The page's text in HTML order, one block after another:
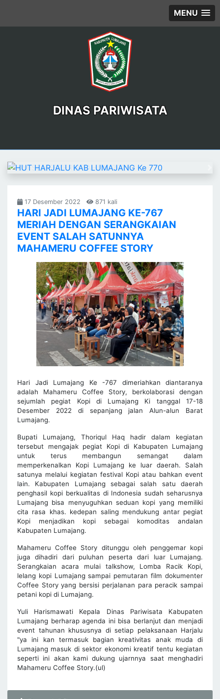
MENU
DINAS PARIWISATA
Previous
17 Desember 2022 871 kali
HARI JADI LUMAJANG KE-767
MERIAH DENGAN SERANGKAIAN
EVENT SALAH SATUNNYA
MAHAMERU COFFEE STORY
Hari Jadi Lumajang Ke -767 dimeriahkan diantaranya
adalah Mahameru Coffee Story, berkolaborasi dengan
sejumlah pegiat Kopi di Lumajang Ki tanggal 17-18
Desember 2022 di sepanjang jalan Alun-alun Barat
Lumajang.
Bupati Lumajang, Thoriqul Haq hadir dalam kegiatan
tersebut mengajak pegiat Kopi di Kabupaten Lumajang
untuk terus membangun semangat dalam
memperkenalkan Kopi Lumajang ke luar daerah. Salah
satunya melalui kegiatan festival Kopi atau bahkan event
lain. Kabupaten Lumajang sebagai salah satu daerah
penghasil kopi berkualitas di Indonesia sudah seharusnya
Lumajang bisa menyuguhkan seduan kopi yang memiliki
cita rasa khas. kedepan saling mendukung antar pegiat
Kopi menjadikan kopi sebagai komoditas andalan
Kabupaten Lumajang.
Mahameru Coffee Story ditunggu oleh penggemar kopi
juga dihadiri dari puluhan peserta dari luar Lumajang.
Serangkaian acara mulai talkshow, Lomba Racik Kopi,
lelang kopi Lumajang sampai pemutaran film dokumenter
Coffee Story yang bersisi perjalanan para peracik sampai
petani kopi di Lumajang.
Yuli Harismawati Kepala Dinas Pariwisata Kabupaten
Lumajang berharap agenda ini bisa berlanjut dan menjadi
event tahunan khususnya di setiap pelaksanaan Harjalu
"ya ini kan termasuk bagian kreativitas anak muda di
Lumajang masuk di sektor ekonomi kreatif tentu kegiatan
seperti ini akan kami dukung ujarnnya saat menghadiri
Mahameru Coffee Story.(ul)